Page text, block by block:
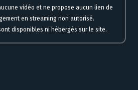
vidéo et ne propose aucun lien de
en streaming non autorisé.
disponibles ni hébergés sur le site.